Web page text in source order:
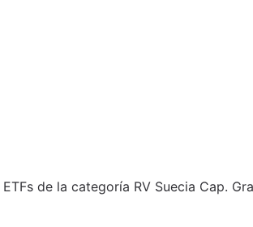
ETFs de la categoría RV Suecia Cap.